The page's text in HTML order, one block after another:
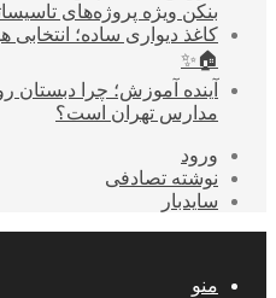
بنکن ویژه پروژه‌های
کاغذ دیواری ساده؛
🏠✨
آینده آموزش؛ چرا دبستان
مدارس تهران است؟
ورود
نوشته تصادفی
سایدبار
منو